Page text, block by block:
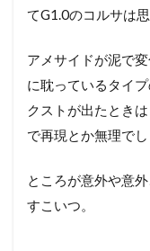
6
～
意
外
に
も
に
入
り
てG1.0のコルサは
アメサイドが泥で
に耽っているタイ
クストが出たとき
で再現とか無理で
ところが意外や意
すこいつ。